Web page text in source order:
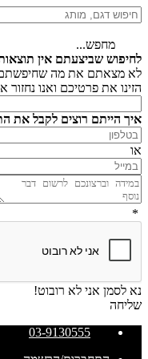
מחפש...
לחיפוש שביצעתם אין
לא מצאתם את מה
הזינו את פרטיכם ואנו
איך הייתם רוצים לקבל את
או
*
נא לסמן אני לא רובוט!
שליחה
03-9130555